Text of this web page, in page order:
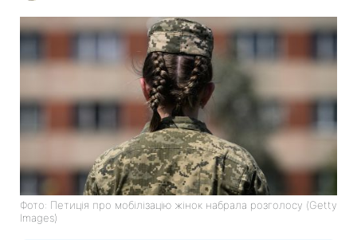
Фото: Петиція про мобілізацію жінок набрала розголосу (Getty
Images)